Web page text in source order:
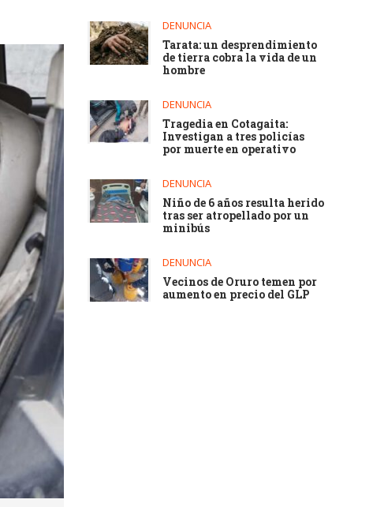
DENUNCIA
Tarata: un desprendimiento
de tierra cobra la vida de un
hombre
DENUNCIA
Tragedia en Cotagaita:
Investigan a tres policías
por muerte en operativo
DENUNCIA
Niño de 6 años resulta herido
tras ser atropellado por un
minibús
DENUNCIA
Vecinos de Oruro temen por
aumento en precio del GLP